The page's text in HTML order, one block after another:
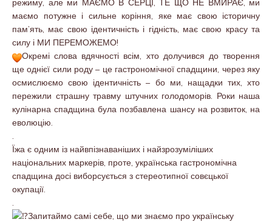
режиму, але ми МАЄМО В СЕРЦІ, ТЕ ЩО НЕ ВМИРАЄ, ми
маємо потужне і сильне коріння, яке має свою історичну
пам’ять, має свою ідентичність і гідність, має свою красу та
силу і МИ ПЕРЕМОЖЕМО!
Окремі слова вдячності всім, хто долучився до творення
ще однієї сили роду – це гастрономічної спадщини, через яку
осмислюємо свою ідентичність – бо ми, нащадки тих, хто
пережили страшну травму штучних голодоморів. Роки наша
кулінарна спадщина була позбавлена шансу на розвиток, на
еволюцію.
.
Їжа є одним із найвпізнаваніших і найзрозуміліших
національних маркерів, проте, українська гастрономічна
спадщина досі виборсується з стереотипної совєцької
окупації.
.
Запитаймо самі себе, що ми знаємо про українську